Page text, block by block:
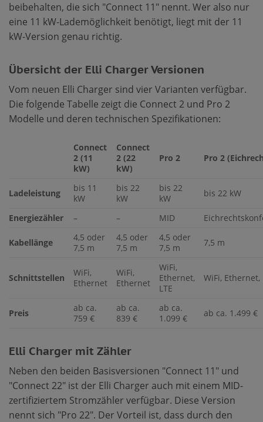
beibehalten, die sich "Connect 11″ nennt. Wer also nur
eine 11 kW-Lademöglichkeit benötigt, liegt mit der 11
kW-Version genau richtig.
Übersicht der Elli Charger Versionen
Vom neuen Elli Charger sind vier Varianten verfügbar.
Die folgende Tabelle zeigt die Connect 2 und Pro 2
Modelle und deren technischen Spezifikationen:
Connect
2 (11
kW)
Connect
2 (22
kW)
Pro 2 Pro 2
Ladeleistung
bis 11
kW
bis 22
kW
bis 22
kW
bis 22 kW
Energiezähler – – MID
Kabellänge
4,5 oder
7,5 m
4,5 oder
7,5 m
4,5 oder
7,5 m
7,5 m
Schnittstellen
WiFi,
Ethernet
WiFi,
Ethernet
WiFi,
Ethernet,
LTE
WiFi, Ethernet,
Preis
ab ca.
759 €
ab ca.
839 €
ab ca.
1.099 €
ab ca. 1.499 €
Elli Charger mit Zähler
Neben den beiden Basisversionen "Connect 11″ und
"Connect 22″ ist der Elli Charger auch mit einem MID-
zertifiziertem Stromzähler verfügbar. Diese Version
nennt sich "Pro 22″. Der Vorteil ist, dass durch den